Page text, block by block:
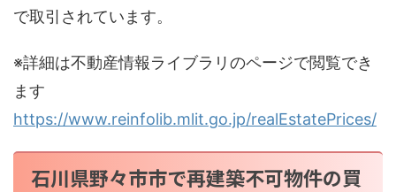
で取引されています。
※詳細は不動産情報ライブラリのページで閲覧でき
ます
https://www.reinfolib.mlit.go.jp/realEstatePrices/
石川県野々市市で再建築不可物件の買